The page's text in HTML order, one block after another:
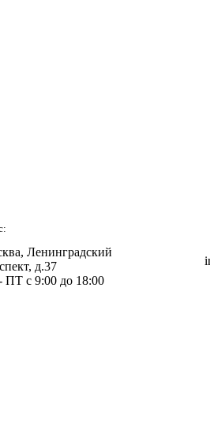
Ленинградский
д.37
с 9:00 до 18:00